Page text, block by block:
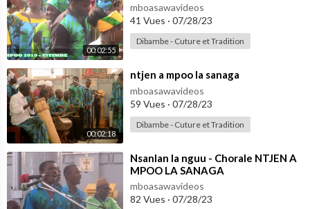
00:02:55
mboasawavideos
41 Vues · 07/28/23
Dibambe - Cuture et Tradition
00:02:18
⁣ntjen a mpoo la sanaga
mboasawavideos
59 Vues · 07/28/23
Dibambe - Cuture et Tradition
⁣Nsanlan la nguu - Chorale NTJEN A
MPOO LA SANAGA
mboasawavideos
82 Vues · 07/28/23